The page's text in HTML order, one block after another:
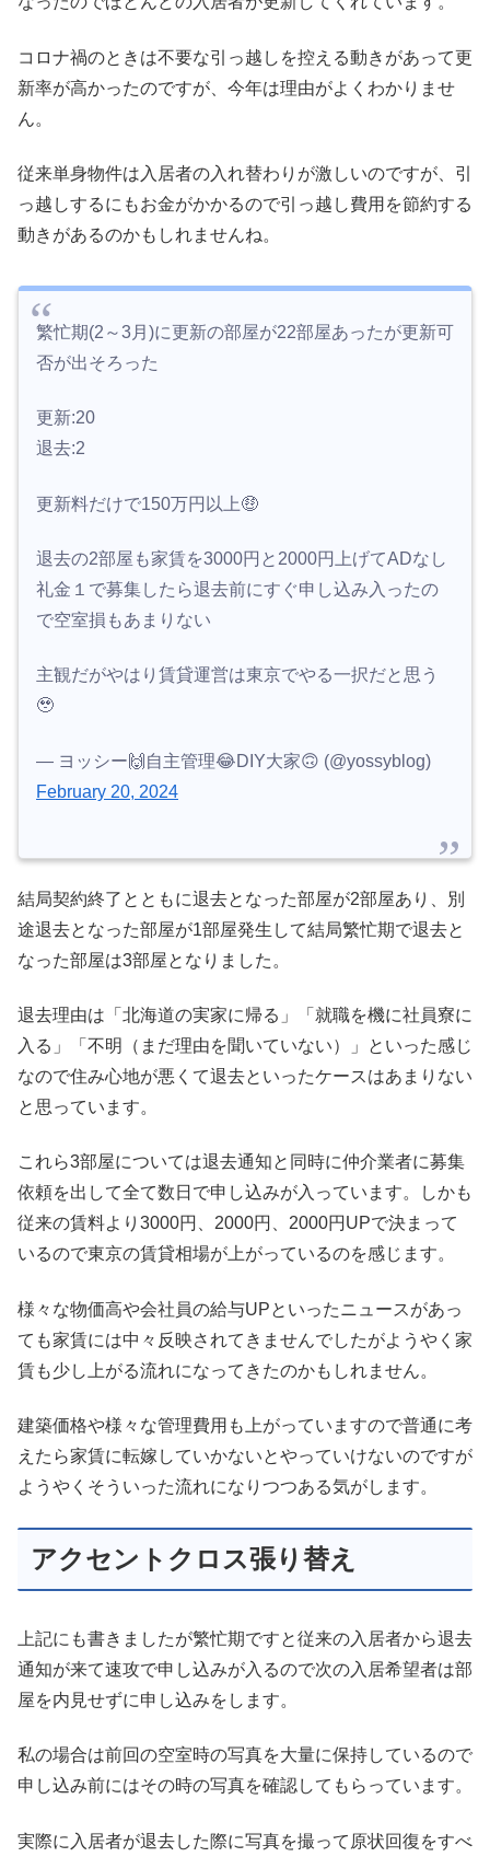
コロナ禍のときは不要な引っ越しを控える動きがあって更
新率が高かったのですが、今年は理由がよくわかりませ
ん。
従来単身物件は入居者の入れ替わりが激しいのですが、引
っ越しするにもお金がかかるので引っ越し費用を節約する
動きがあるのかもしれませんね。
繁忙期(2～3月)に更新の部屋が22部屋あったが更新可
否が出そろった
更新:20
退去:2
更新料だけで150万円以上🤑
退去の2部屋も家賃を3000円と2000円上げてADなし
礼金１で募集したら退去前にすぐ申し込み入ったの
で空室損もあまりない
主観だがやはり賃貸運営は東京でやる一択だと思う
🥹
— ヨッシー🙌自主管理😂DIY大家🙃 (@yossyblog)
February 20, 2024
結局契約終了とともに退去となった部屋が2部屋あり、別
途退去となった部屋が1部屋発生して結局繁忙期で退去と
なった部屋は3部屋となりました。
退去理由は「北海道の実家に帰る」「就職を機に社員寮に
入る」「不明（まだ理由を聞いていない）」といった感じ
なので住み心地が悪くて退去といったケースはあまりない
と思っています。
これら3部屋については退去通知と同時に仲介業者に募集
依頼を出して全て数日で申し込みが入っています。しかも
従来の賃料より3000円、2000円、2000円UPで決まって
いるので東京の賃貸相場が上がっているのを感じます。
様々な物価高や会社員の給与UPといったニュースがあっ
ても家賃には中々反映されてきませんでしたがようやく家
賃も少し上がる流れになってきたのかもしれません。
建築価格や様々な管理費用も上がっていますので普通に考
えたら家賃に転嫁していかないとやっていけないのですが
ようやくそういった流れになりつつある気がします。
アクセントクロス張り替え
上記にも書きましたが繁忙期ですと従来の入居者から退去
通知が来て速攻で申し込みが入るので次の入居希望者は部
屋を内見せずに申し込みをします。
私の場合は前回の空室時の写真を大量に保持しているので
申し込み前にはその時の写真を確認してもらっています。
実際に入居者が退去した際に写真を撮って原状回復をすべ